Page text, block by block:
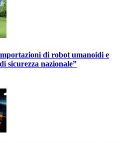
di robot umanoidi e
sicurezza nazionale”